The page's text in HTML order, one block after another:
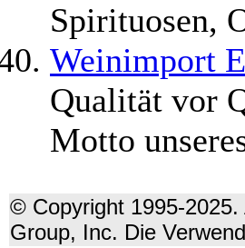
Spirituosen,
Weinimport
Qualität vor
Motto
© Copyright 1995-
Group, Inc. Die